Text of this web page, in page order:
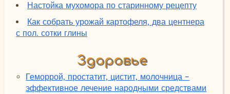
Настойка мухомора по старинному рецепту
Как собрать урожай картофеля, два центнера
с пол. сотки глины
Здоровье
Геморрой, простатит, цистит, молочница -
эффективное лечение народными средствами